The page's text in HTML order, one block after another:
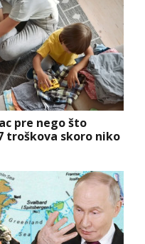
pre nego što
troškova skoro niko